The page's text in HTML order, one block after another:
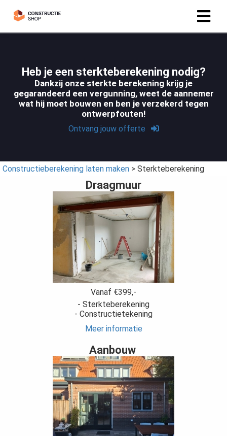
Heb je een sterkteberekening nodig?
Dankzij onze sterkte berekening krijg je
gegarandeerd een vergunning, weet de aannemer
wat hij moet bouwen en ben je verzekerd tegen
ontwerpfouten!
Ontvang jouw offerte
Constructieberekening laten maken > Sterkteberekening
Draagmuur
Vanaf €399,-
- Sterkteberekening
- Constructietekening
Meer informatie
Aanbouw